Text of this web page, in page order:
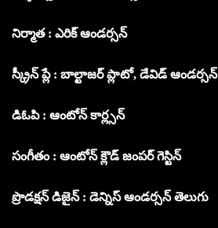
నిర్మాత : ఎరిక్ ఆండర్సన్
స్క్రీన్ ప్లే : బాల్టాజర్ ప్లాటో, డేవిడ్ ఆండర్సన్
డిఓపి : ఆంటోన్ కార్ల్సన్
సంగీతం : ఆంటోన్ క్లౌడ్ జంపర్ గెస్టిన్
ప్రొడక్షన్ డిజైన్ : డెన్నిస్ ఆండర్సన్ తెలుగు